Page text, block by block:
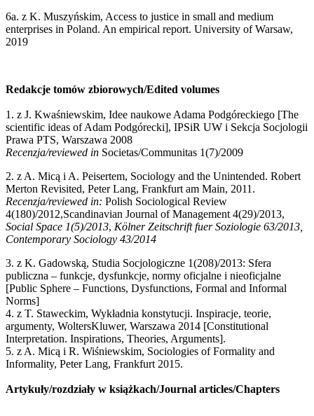
6a. z K. Muszyńskim, Access to justice in small and medium
enterprises in Poland. An empirical report. University of Warsaw,
2019
Redakcje tomów zbiorowych/Edited volumes
1. z J. Kwaśniewskim, Idee naukowe Adama Podgóreckiego [The
scientific ideas of Adam Podgórecki], IPSiR UW i Sekcja Socjologii
Prawa PTS, Warszawa 2008
Recenzja/reviewed in Societas/Communitas 1(7)/2009
2. z A. Micą i A. Peisertem, Sociology and the Unintended. Robert
Merton Revisited, Peter Lang, Frankfurt am Main, 2011.
Recenzja/reviewed in: Polish Sociological Review
4(180)/2012,Scandinavian Journal of Management 4(29)/2013,
Social Space 1(5)/2013, Kölner Zeitschrift fuer Soziologie 63/2013,
Contemporary Sociology 43/2014
3. z K. Gadowską, Studia Socjologiczne 1(208)/2013: Sfera
publiczna – funkcje, dysfunkcje, normy oficjalne i nieoficjalne
[Public Sphere – Functions, Dysfunctions, Formal and Informal
Norms]
4. z T. Staweckim, Wykładnia konstytucji. Inspiracje, teorie,
argumenty, WoltersKluwer, Warszawa 2014 [Constitutional
Interpretation. Inspirations, Theories, Arguments].
5. z A. Micą i R. Wiśniewskim, Sociologies of Formality and
Informality, Peter Lang, Frankfurt 2015.
Artykuły/rozdziały w książkach/Journal articles/Chapters